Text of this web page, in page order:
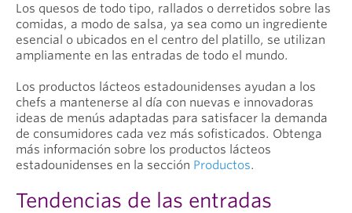
Los quesos de todo tipo, rallados o derretidos sobre las
comidas, a modo de salsa, ya sea como un ingrediente
esencial o ubicados en el centro del platillo, se utilizan
ampliamente en las entradas de todo el mundo.
Los productos lácteos estadounidenses ayudan a los
chefs a mantenerse al día con nuevas e innovadoras
ideas de menús adaptadas para satisfacer la demanda
de consumidores cada vez más sofisticados. Obtenga
más información sobre los productos lácteos
estadounidenses en la sección Productos.
Tendencias de las entradas